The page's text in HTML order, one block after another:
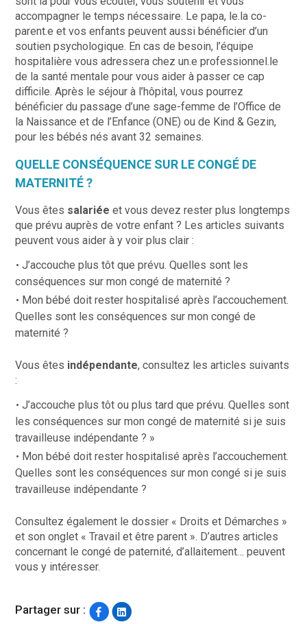
accompagner le temps nécessaire. Le papa, le.la co-
parent.e et vos enfants peuvent aussi bénéficier d’un
soutien psychologique. En cas de besoin, l’équipe
hospitalière vous adressera chez un.e professionnel.le
de la santé mentale pour vous aider à passer ce cap
difficile. Après le séjour à l’hôpital, vous pourrez
bénéficier du passage d’une sage-femme de l’Office de
la Naissance et de l’Enfance (ONE) ou de Kind & Gezin,
pour les bébés nés avant 32 semaines.
QUELLE CONSÉQUENCE SUR LE CONGÉ DE
MATERNITÉ ?
Vous êtes salariée et vous devez rester plus longtemps
que prévu auprès de votre enfant ? Les articles suivants
peuvent vous aider à y voir plus clair :
J’accouche plus tôt que prévu. Quelles sont les
conséquences sur mon congé de maternité ?
Mon bébé doit rester hospitalisé après l’accouchement.
Quelles sont les conséquences sur mon congé de
maternité ?
Vous êtes indépendante, consultez les articles suivants
:
J’accouche plus tôt ou plus tard que prévu. Quelles sont
les conséquences sur mon congé de maternité si je suis
travailleuse indépendante ? »
Mon bébé doit rester hospitalisé après l’accouchement.
Quelles sont les conséquences sur mon congé si je suis
travailleuse indépendante ?
Consultez également le dossier « Droits et Démarches »
et son onglet « Travail et être parent ». D’autres articles
concernant le congé de paternité, d’allaitement… peuvent
vous y intéresser.
Partager sur :